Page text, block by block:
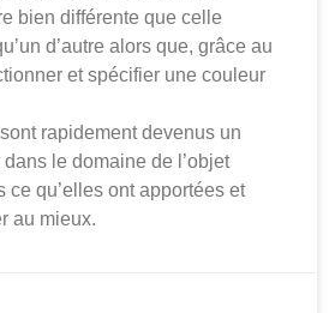
bien différente que celle
d’autre alors que, grâce au
et spécifier une couleur
rapidement devenus un
le domaine de l’objet
ce qu’elles ont apportées et
au mieux.